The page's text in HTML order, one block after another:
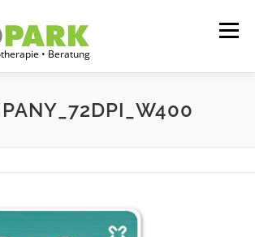
• Beratung
Menü
FÜR THERAPEUTEN